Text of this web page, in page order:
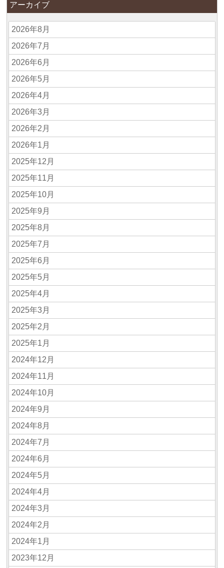
アーカイブ
2026年8月
2026年7月
2026年6月
2026年5月
2026年4月
2026年3月
2026年2月
2026年1月
2025年12月
2025年11月
2025年10月
2025年9月
2025年8月
2025年7月
2025年6月
2025年5月
2025年4月
2025年3月
2025年2月
2025年1月
2024年12月
2024年11月
2024年10月
2024年9月
2024年8月
2024年7月
2024年6月
2024年5月
2024年4月
2024年3月
2024年2月
2024年1月
2023年12月